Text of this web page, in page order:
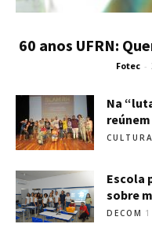
60 anos UFRN:
Fotec -
Na
CULTURA
Escola
sobre
DECOM